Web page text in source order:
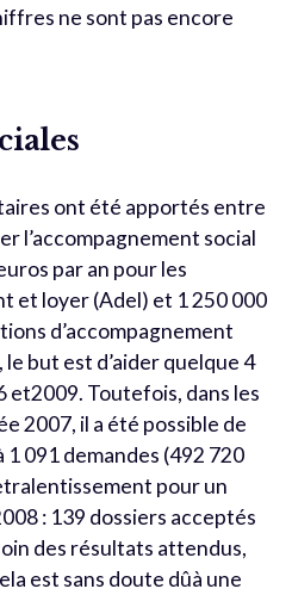
ne sont pas encore
ont été apportés entre
l’accompagnement social
par an pour les
et loyer (Adel) et 1 250 000
d’accompagnement
le but est d’aider quelque 4
et2009. Toutefois, dans les
2007, il a été possible de
091 demandes (492 720
pour un
: 139 dossiers acceptés
des résultats attendus,
est sans doute dûà une